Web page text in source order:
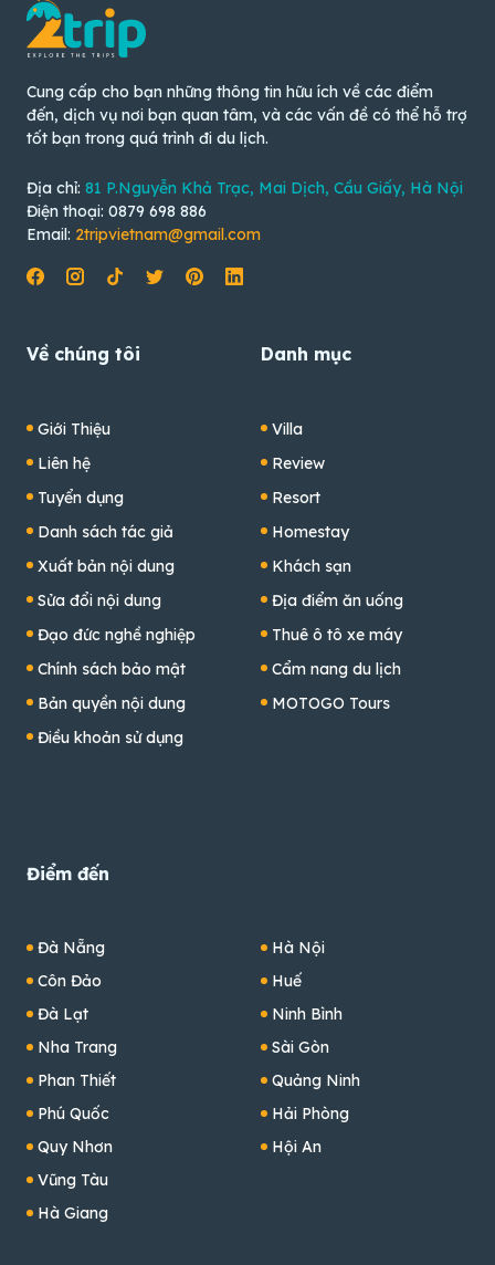
Cung cấp cho bạn những thông tin hữu ích về các điểm
đến, dịch vụ nơi bạn quan tâm, và các vấn đề có thể hỗ trợ
tốt bạn trong quá trình đi du lịch.
Địa chỉ: 81 P.Nguyễn Khả Trạc, Mai Dịch, Cầu Giấy, Hà Nội
Điện thoại: 0879 698 886
Email: 2tripvietnam@gmail.com
Về chúng tôi
Giới Thiệu
Liên hệ
Tuyển dụng
Danh sách tác giả
Xuất bản nội dung
Sửa đổi nội dung
Đạo đức nghề nghiệp
Chính sách bảo mật
Bản quyền nội dung
Điều khoản sử dụng
Danh mục
Villa
Review
Resort
Homestay
Khách sạn
Địa điểm ăn uống
Thuê ô tô xe máy
Cẩm nang du lịch
MOTOGO Tours
Điểm đến
Đà Nẵng
Côn Đảo
Đà Lạt
Nha Trang
Phan Thiết
Phú Quốc
Quy Nhơn
Vũng Tàu
Hà Giang
Hà Nội
Huế
Ninh Bình
Sài Gòn
Quảng Ninh
Hải Phòng
Hội An